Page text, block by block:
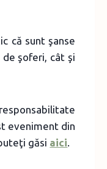
că sunt şanse
şoferi, cât şi
eveniment din
găsi aici.